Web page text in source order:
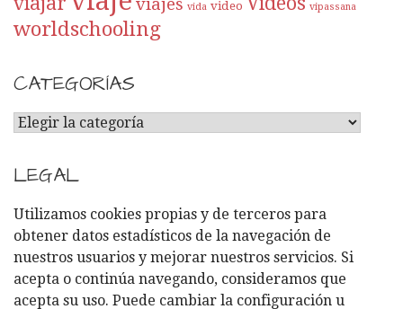
viajes vida video vipassana
worldschooling
CATEGORÍAS
C
T
E
G
O
R
Í
A
LEGAL
Utilizamos cookies propias y de terceros para
obtener datos estadísticos de la navegación de
nuestros usuarios y mejorar nuestros servicios. Si
acepta o continúa navegando, consideramos que
acepta su uso. Puede cambiar la configuración u